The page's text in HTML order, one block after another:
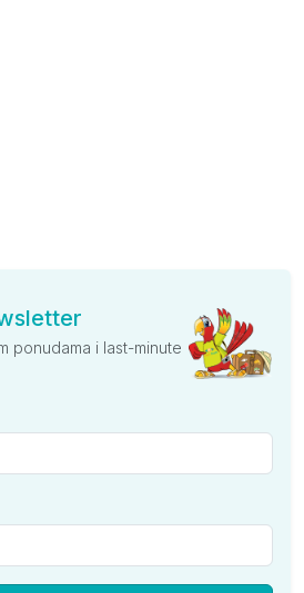
ponudama i last-minute